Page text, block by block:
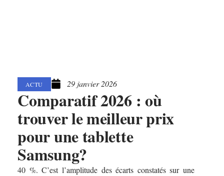
ACTU 29 janvier 2026
Comparatif 2026 : où
trouver le meilleur prix
pour une tablette
Samsung?
40 %. C’est l’amplitude des écarts constatés sur une